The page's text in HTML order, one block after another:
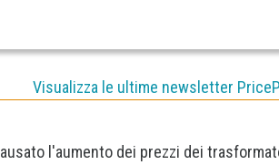
Visualizza le ultime newsletter
l'aumento dei prezzi dei